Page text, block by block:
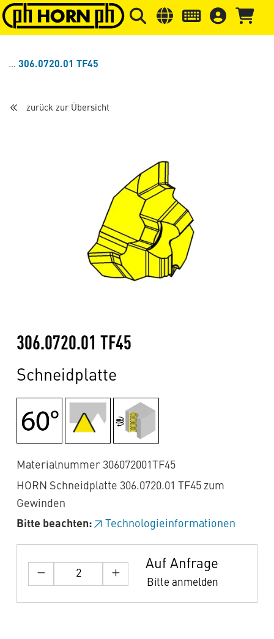
Springe zu Hauptinhalt Springe zum Header Springe
306.0720.01 TF45
zurück zur Übersicht
306.0720.01 TF45
Schneidplatte
Materialnummer 306072001TF45
HORN Schneidplatte 306.0720.01 TF45 zum
Gewinden
Bitte beachten:
Technologieinformationen
Auf Anfrage
Bitte anmelden